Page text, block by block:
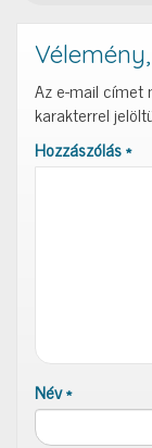
Az e-mail címet
karakterrel
Hozzászólás*
Név*